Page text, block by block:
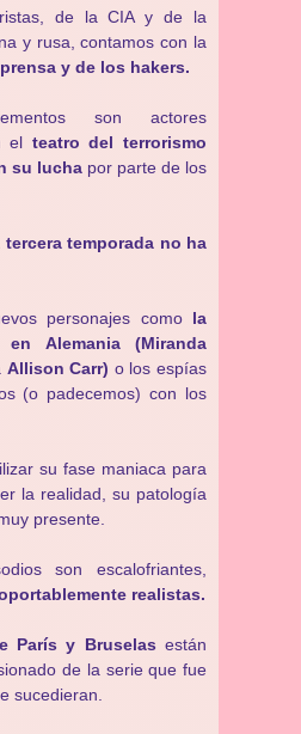
de la CIA y de la
y rusa, contamos con la
y de los hakers.
son actores
el teatro del terrorismo
su lucha por parte de los
temporada no ha
personajes como la
Alemania (Miranda
Allison Carr) o los espías
(o padecemos) con los
su fase maniaca para
la realidad, su patología
presente.
son escalofriantes,
realistas.
París y Bruselas están
de la serie que fue
sucedieran.